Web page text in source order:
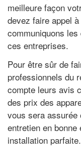
meilleure façon
devez faire appel
communiquons
ces entreprises.
Pour être sûr de
professionnels du
compte leurs avis
des prix des
vous sera assurée
entretien en
installation parfaite.